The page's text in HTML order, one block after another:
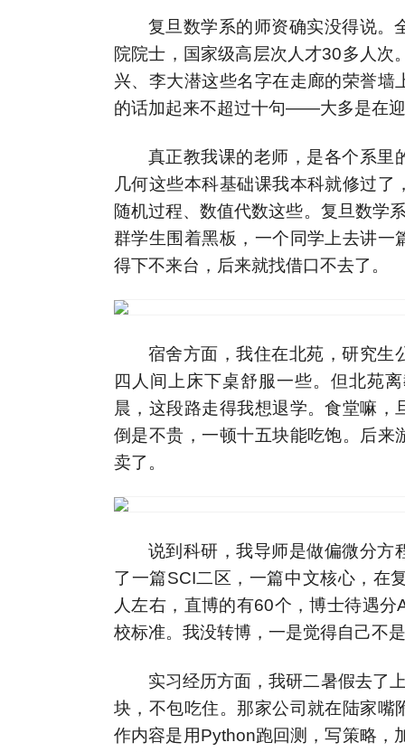
复旦数学系的师资确实没得说。
院院士，国家级高层次人才30多人
兴、李大潜这些名字在走廊的荣誉
的话加起来不超过十句——大多是在
真正教我课的老师，是各个系里
几何这些本科基础课我本科就修过
随机过程、数值代数这些。复旦数学
群学生围着黑板，一个同学上去讲
得下不来台，后来就找借口不去了。
宿舍方面，我住在北苑，研究生
四人间上床下桌舒服一些。但北苑
晨，这段路走得我想退学。食堂嘛
倒是不贵，一顿十五块能吃饱。后
卖了。
说到科研，我导师是做偏微分方
了一篇SCI二区，一篇中文核心，在
人左右，直博的有60个，博士待遇
校标准。我没转博，一是觉得自己不
实习经历方面，我研二暑假去了
块，不包吃住。那家公司就在陆家
作内容是用Python跑回测，写策略，